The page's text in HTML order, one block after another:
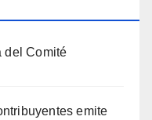
del Comité
emite